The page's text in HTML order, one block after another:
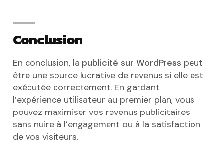
Conclusion
En conclusion, la publicité sur WordPress peut
être une source lucrative de revenus si elle est
exécutée correctement. En gardant
l’expérience utilisateur au premier plan, vous
pouvez maximiser vos revenus publicitaires
sans nuire à l’engagement ou à la satisfaction
de vos visiteurs.